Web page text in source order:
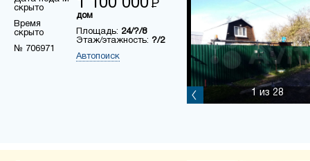
скрыто
Время
скрыто
№ 706971
1 100 000 Р
дом
Площадь: 24/?/8
Этаж/этажность: ?/2
Автопоиск
1 из 28